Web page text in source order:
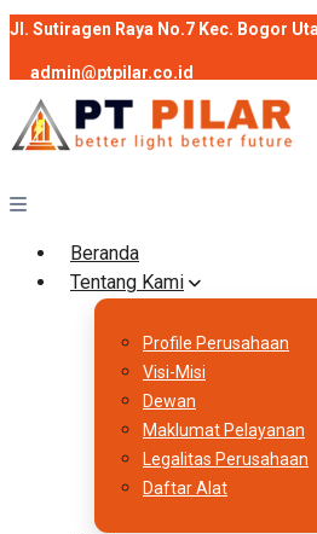
Jl. Sutiragen Raya No.7 Kec. Bogor
admin@ptpilar.co.id
+62 812-9080-0020
instagram facebook
Follow :
Beranda
Tentang Kami
Profile Perusahaan
Visi-Misi
Dewan
Maklumat Pelayanan
Legalitas Perusahaan
Daftar Alat